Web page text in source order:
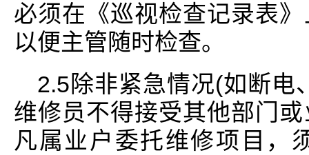
必须在《巡视检查记录表
以便主管随时检查。
2.5除非紧急情况(如断电
维修员不得接受其他部门
凡属业户委托维修项目，